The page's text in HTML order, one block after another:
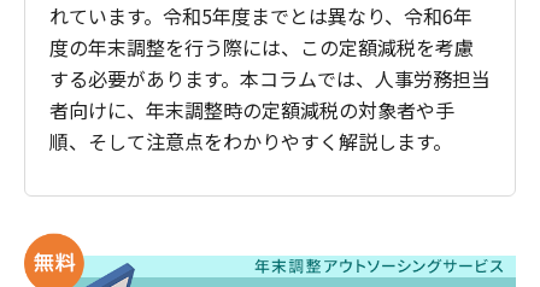
れています。令和5年度までとは異なり、令和6年
度の年末調整を行う際には、この定額減税を考慮
する必要があります。本コラムでは、人事労務担当
者向けに、年末調整時の定額減税の対象者や手
順、そして注意点をわかりやすく解説します。